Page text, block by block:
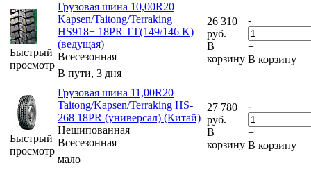
Быстрый
просмотр
Грузовая шина 10,00R20
Kapsen/Taitong/Terraking
HS918+ 18PR TT(149/146 K)
(ведущая)
Всесезонная
В пути, 3 дня
26 310
руб.
В
корзину
-
+
В корзину
Быстрый
просмотр
Грузовая шина 11,00R20
Taitong/Kapsen/Terraking HS-
268 18PR (универсал) (Китай)
Нешипованная
Всесезонная
мало
27 780
руб.
В
корзину
-
+
В корзину